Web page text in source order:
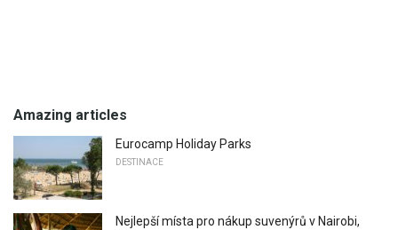
Amazing articles
Eurocamp Holiday Parks
DESTINACE
Nejlepší místa pro nákup suvenýrů v Nairobi,